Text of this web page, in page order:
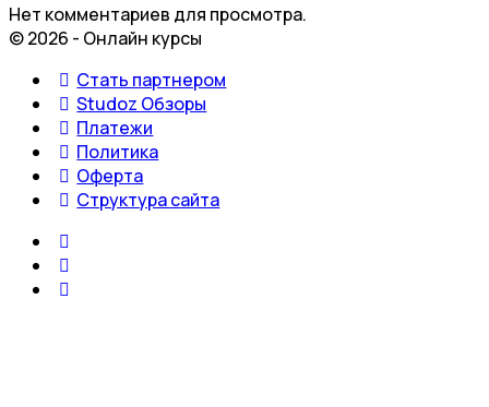
Нет комментариев для просмотра.
© 2026 - Онлайн курсы
Стать партнером
Studoz Обзоры
Платежи
Политика
Оферта
Структура сайта